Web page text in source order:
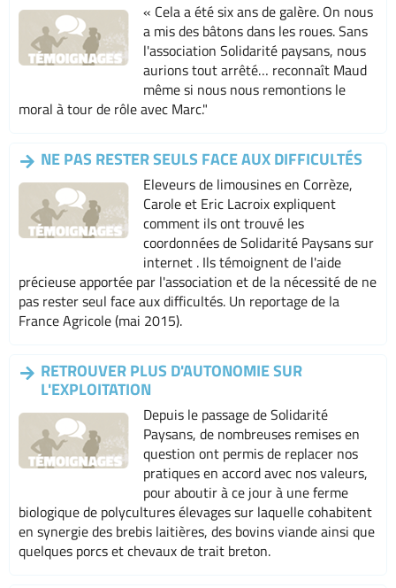
« Cela a été six ans de galère. On nous
a mis des bâtons dans les roues. Sans
l'association Solidarité paysans, nous
aurions tout arrêté… reconnaît Maud
même si nous nous remontions le
moral à tour de rôle avec Marc."
NE PAS RESTER SEULS FACE AUX DIFFICULTÉS
Eleveurs de limousines en Corrèze,
Carole et Eric Lacroix expliquent
comment ils ont trouvé les
coordonnées de Solidarité Paysans sur
internet . Ils témoignent de l'aide
précieuse apportée par l'association et de la nécessité de ne
pas rester seul face aux difficultés. Un reportage de la
France Agricole (mai 2015).
RETROUVER PLUS D'AUTONOMIE SUR
L'EXPLOITATION
Depuis le passage de Solidarité
Paysans, de nombreuses remises en
question ont permis de replacer nos
pratiques en accord avec nos valeurs,
pour aboutir à ce jour à une ferme
biologique de polycultures élevages sur laquelle cohabitent
en synergie des brebis laitières, des bovins viande ainsi que
quelques porcs et chevaux de trait breton.